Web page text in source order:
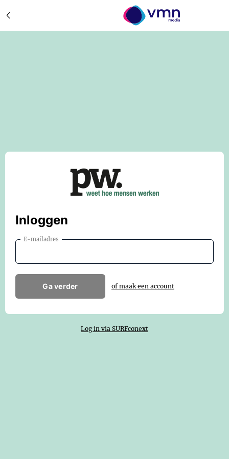
Inloggen
E-mailadres
Ga verder of maak een account
Log in via SURFconext